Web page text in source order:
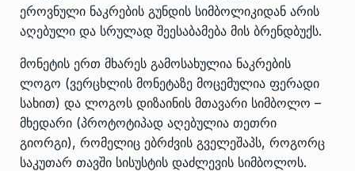
ეროვნული ნაკრების გუნდის სიმბოლიკიდან არის
აღებული და სრულად შეესაბამება მის ბრენდბუქს.
მონეტის ერთ მხარეს გამოსახულია ნაკრების
ლოგო (ვერცხლის მონეტაზე მოცემულია ფერადი
სახით) და ლოგოს დიზაინის მთავარი სიმბოლო –
მხედარი (პროტოტიპად აღებულია თეთრი
გიორგი), რომელიც ებრძვის გველეშაპს, როგორც
საკუთარ თავში სისუსტის დაძლევის სიმბოლოს.